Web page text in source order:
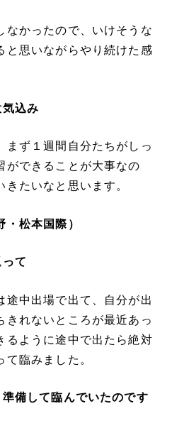
かったので、いけそうな
と思いながらやり続けた感
込み
ず１週間自分たちがしっ
ができることが大事なの
たいなと思います。
松本国際）
て
中出場で出て、自分が出
きれないところが最近あっ
るように途中で出たら絶対
臨みました。
備して臨んでいたのです